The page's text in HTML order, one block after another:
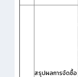
สรุปผลการจัดซื้อ